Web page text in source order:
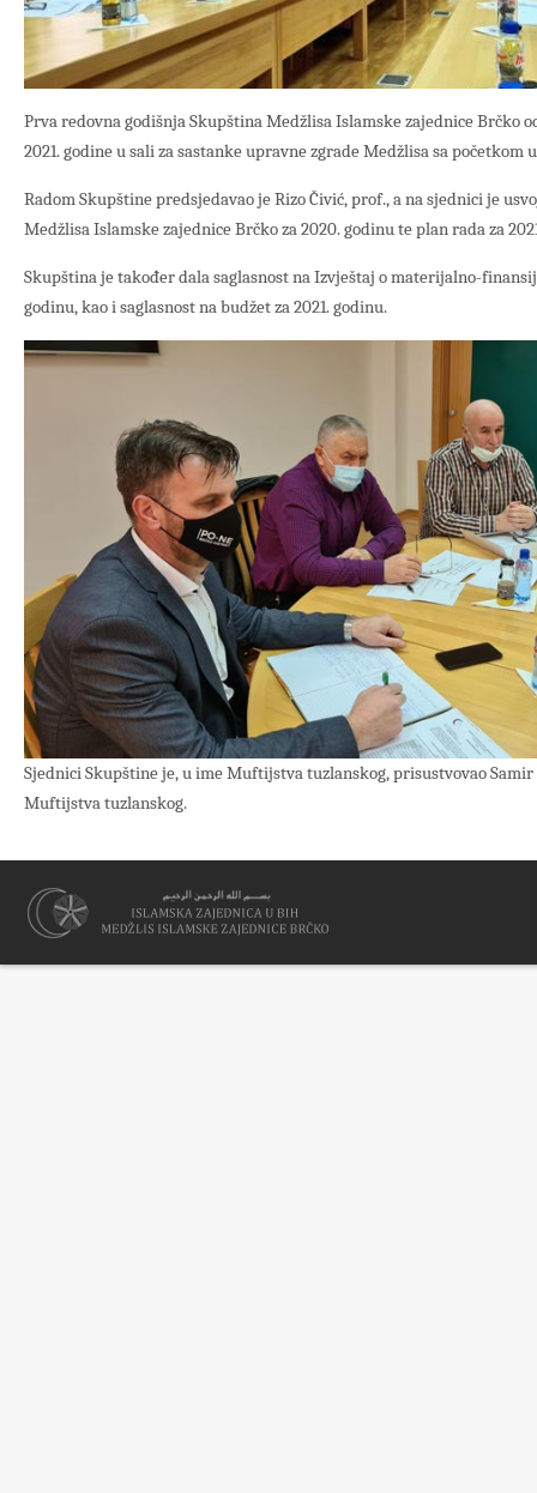
Prva redovna godišnja Skupština Medžlisa Islamske zajednice Brčko
2021. godine u sali za sastanke upravne zgrade Medžlisa sa početkom
Radom Skupštine predsjedavao je Rizo Čivić, prof., a na sjednici je
Medžlisa Islamske zajednice Brčko za 2020. godinu te plan rada za
Skupština je također dala saglasnost na Izvještaj o materijalno-
godinu, kao i saglasnost na budžet za 2021. godinu.
Sjednici Skupštine je, u ime Muftijstva tuzlanskog, prisustvovao
Muftijstva tuzlanskog.